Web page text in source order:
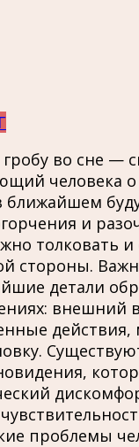
гробу во сне —
человека
ближайшем
и
толковать и
стороны.
детали
внешний
действия,
проблемы